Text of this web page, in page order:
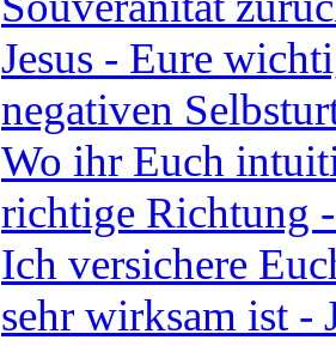
Jesus - Eure
negativen
Wo ihr Euch
richtige Richtung
Ich versichere
sehr wirksam ist -